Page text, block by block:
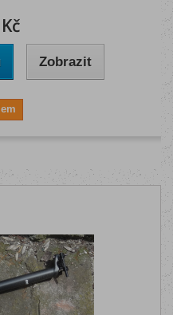
Zobrazit